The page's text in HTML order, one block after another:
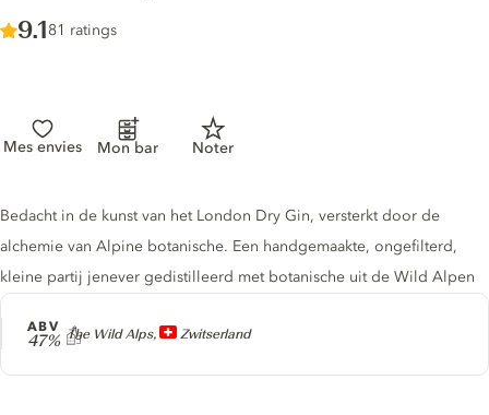
Score :
9.1/ 10
81 ratings
Mes envies Mon bar Noter
Producer
The Wild Alps, Zwitserland
ABV
47%
Gin description
Bedacht in de kunst van het London Dry Gin, versterkt door de
alchemie van Alpine botanische. Een handgemaakte, ongefilterd,
kleine partij jenever gedistilleerd met botanische uit de Wild Alpen